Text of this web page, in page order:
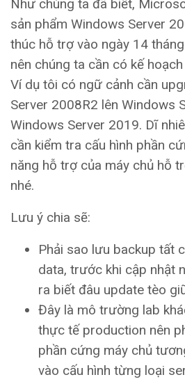
Như chúng ta đã biết,
sản phẩm Windows Server
thúc hỗ trợ vào ngày 14
nên chúng ta cần có kế
Ví dụ tôi có ngữ cảnh cần
Server 2008R2 lên Windows
Windows Server 2019. Dĩ
cần kiểm tra cấu hình phần
năng hỗ trợ của máy chủ hỗ
nhé.
Lưu ý chia sẽ:
Phải sao lưu backup tất
data, trước khi cập nhật
ra biết đâu update tèo
Đây là mô trường lab
thực tế production nên
phần cứng máy chủ
vào cấu hình từng loại